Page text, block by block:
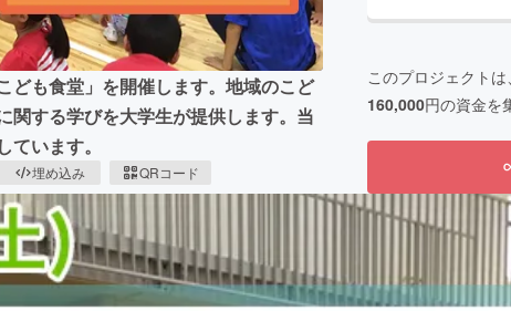
も食堂」を開催します。地域のこど
関する学びを大学生が提供します。当
います。
埋め込み QRコード
このプロジェクトは、
160,000円の資金を